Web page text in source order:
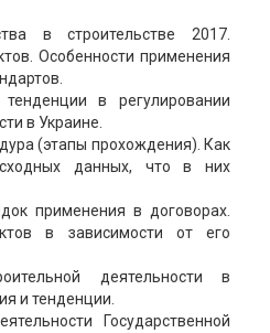
в строительстве 2017.
Особенности применения
в регулировании
в Украине.
(этапы прохождения). Как
данных, что в них
применения в договорах.
в зависимости от его
деятельности в
и тенденции.
Государственной